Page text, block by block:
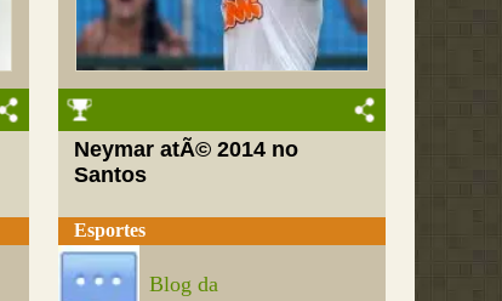
Neymar atÃ© 2014 no
Santos
Esportes
Blog da